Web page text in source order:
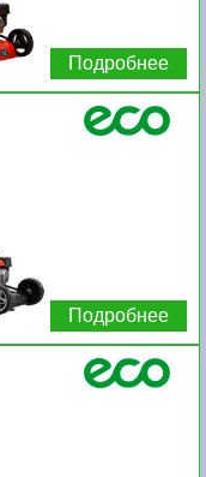
Подробнее
Подробнее